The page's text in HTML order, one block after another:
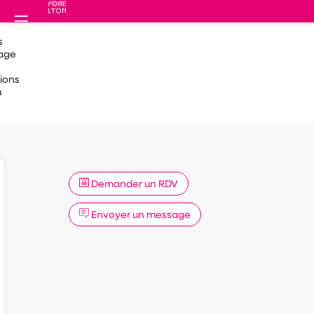
Demander un RDV
Envoyer un message